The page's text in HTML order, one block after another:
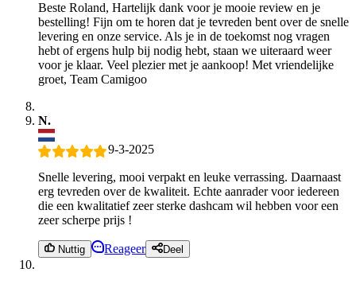
Beste Roland, Hartelijk dank voor je mooie review en je
bestelling! Fijn om te horen dat je tevreden bent over de snelle
levering en onze service. Als je in de toekomst nog vragen
hebt of ergens hulp bij nodig hebt, staan we uiteraard weer
voor je klaar. Veel plezier met je aankoop! Met vriendelijke
groet, Team Camigoo
N.
9-3-2025
Snelle levering, mooi verpakt en leuke verrassing. Daarnaast
erg tevreden over de kwaliteit. Echte aanrader voor iedereen
die een kwalitatief zeer sterke dashcam wil hebben voor een
zeer scherpe prijs !
Nuttig Reageer Deel